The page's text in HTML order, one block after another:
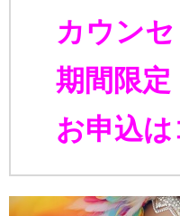
カウンセ
期間限定
お申込